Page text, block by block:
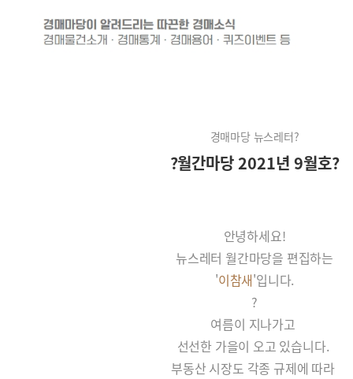
경매마당 뉴스레터?
?월간마당 2021년 9월호?
안녕하세요!
뉴스레터 월간마당을 편집하는
'이참새'입니다.
?
여름이 지나가고
선선한 가을이 오고 있습니다.
부동산 시장도 각종 규제에 따라